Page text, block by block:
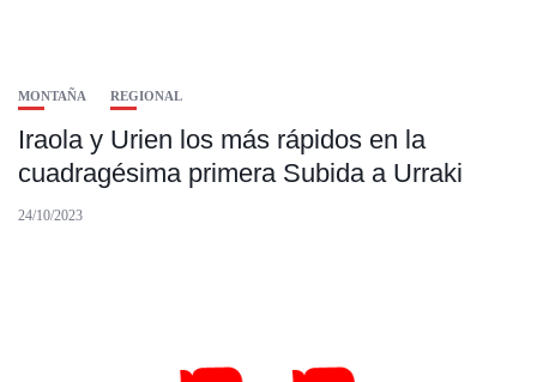
MONTAÑA REGIONAL
Iraola y Urien los más rápidos en la
cuadragésima primera Subida a Urraki
24/10/2023